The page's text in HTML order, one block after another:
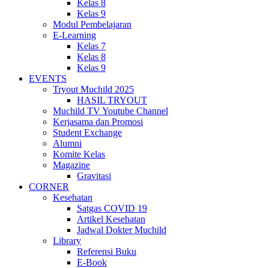
Kelas 8
Kelas 9
Modul Pembelajaran
E-Learning
Kelas 7
Kelas 8
Kelas 9
EVENTS
Tryout Muchild 2025
HASIL TRYOUT
Muchild TV Youtube Channel
Kerjasama dan Promosi
Student Exchange
Alumni
Komite Kelas
Magazine
Gravitasi
CORNER
Kesehatan
Satgas COVID 19
Artikel Kesehatan
Jadwal Dokter Muchild
Library
Referensi Buku
E-Book